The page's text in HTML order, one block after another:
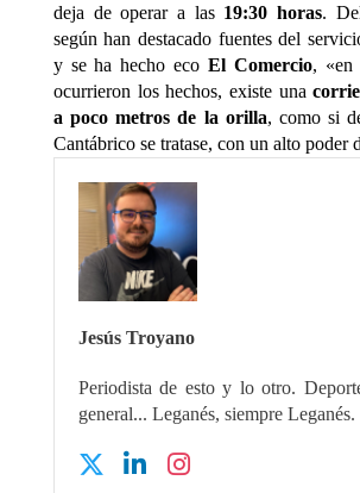
deja de operar a las 19:30 horas.
según han destacado fuentes del
y se ha hecho eco El Comercio, «en
ocurrieron los hechos, existe una
a poco metros de la orilla, como si
Cantábrico se tratase, con un alto poder
Jesús Troyano
Periodista de esto y lo otro.
general... Leganés, siempre Leganés.